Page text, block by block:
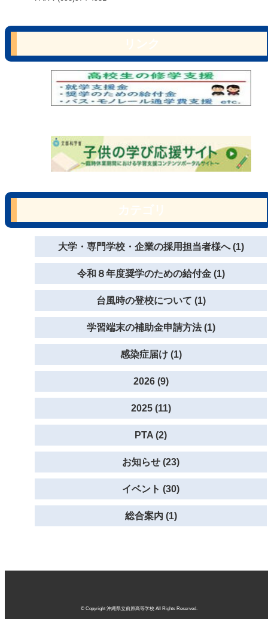
大学・専門学校・企業の採用担当者様へ (1)
令和８年度奨学のための給付金 (1)
台風時の登校について (1)
学習端末の補助金申請方法 (1)
感染症届け (1)
2026 (9)
2025 (11)
PTA (2)
お知らせ (23)
イベント (30)
総合案内 (1)
© Copyright 沖縄県立前原高等学校 All Rights Reserved.